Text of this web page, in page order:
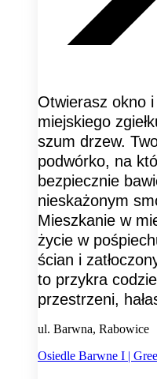
Otwierasz okno
miejskiego
szum drzew.
podwórko, na
bezpiecznie
nieskażonym
Mieszkanie w
życie w
ścian i
to przykra
przestrzeni,
ul. Barwna, Rabowice
Osiedle Barwne I |